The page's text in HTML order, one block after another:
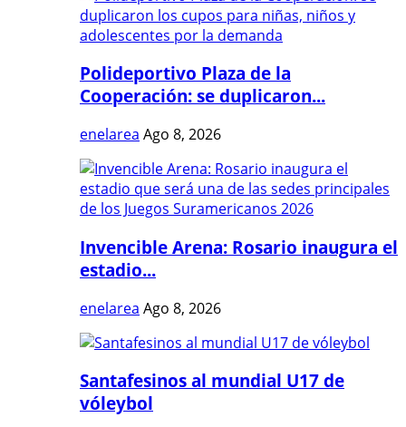
Polideportivo Plaza de la
Cooperación: se duplicaron...
enelarea Ago 8, 2026
Invencible Arena: Rosario inaugura el
estadio...
enelarea Ago 8, 2026
Santafesinos al mundial U17 de
vóleybol